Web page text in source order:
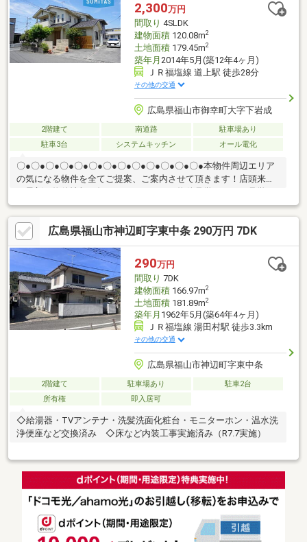
ブリイ御幸店：徒歩9分・御幸小学校：徒歩11分・幸千中学校：
徒歩25分
2,300万円
間取り 4SLDK
建物面積120.08m2
土地面積179.45m2
築年月 2014年5月(築12年4ヶ月)
ＪＲ福塩線 道上駅 徒歩28分
その他の交通
広島県福山市御幸町大字下岩成
2階建て 南道路
駐車場あり
駐車3台
システムキッチン オール電化
〇●〇●〇●〇●〇●〇●〇●〇●〇●〇●〇●〇●〇●本物件周辺エリア
の気になる物件を全てご提案、ご案内させて頂きます！店頭来店
で最新の物件情報を知りたい！まとめて物件見学ができる見学ツ
アーは【その場確定！ 見学予約する（無料）からご予約下さ
い】〇●〇●〇●〇●〇●〇●〇●〇●〇●〇●〇●〇●〇●◇地盤改良済
みの安心とゆとりある住空間 ・セミパイル工法による地盤改良
済み ・LDKには会話が弾む対面式キッチンや食洗機、IH 浴
室乾燥機など先進の設備が充実したオール電化仕様 ・建築士に
よる建物状況調査実施予定 ・売主負担によるハウスクリーニン
グ実施後の引渡し
広島県福山市神辺町字東中条 290万円 7DK
290万円
間取り 7DK
建物面積166.97m2
土地面積181.89m2
築年月 1962年5月(築64年4ヶ月)
ＪＲ福塩線 湯田村駅 徒歩3.3km
その他の交通
広島県福山市神辺町字東中条
2階建て 駐車場あり
駐車2台
所有権
即入居可
◇給湯器・TVアンテナ・洗髪洗面化粧台・モニターホン・温水洗
浄便座など交換済み ◇床など内装工事実施済み（R7.7実施）